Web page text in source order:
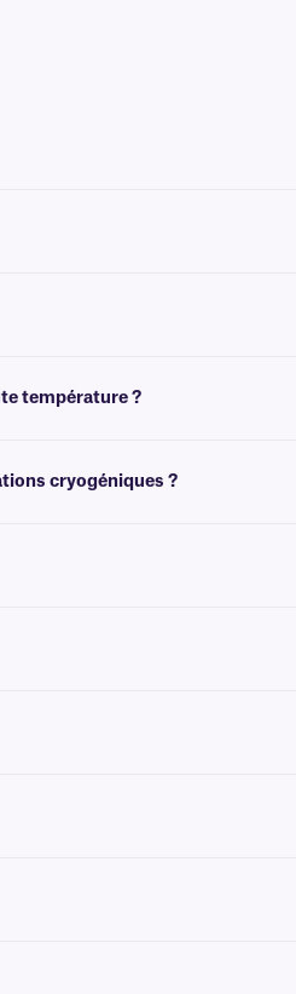
température ?
cryogéniques ?